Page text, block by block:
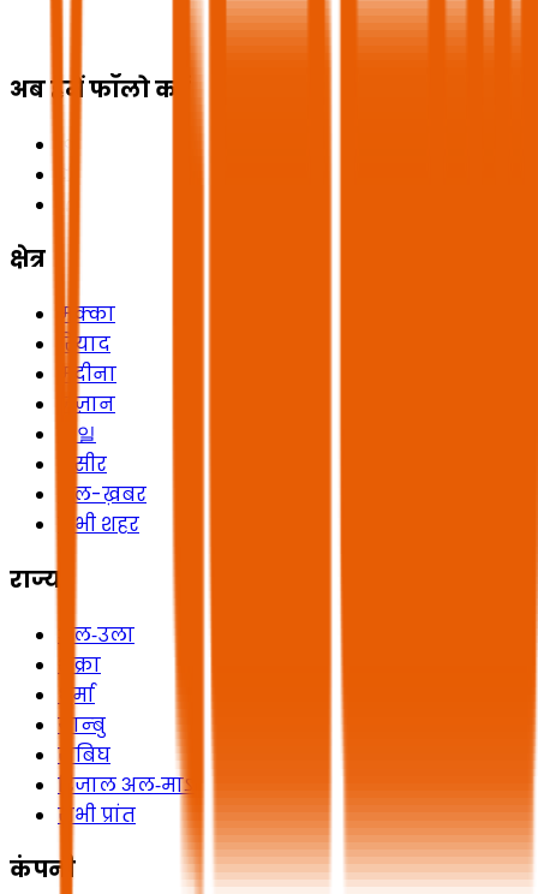
अब हमें फॉलो करें
क्षेत्र
मक्का
रियाद
मदीना
जज़ान
헤일
असीर
अल-ख़बर
सभी शहर
राज्य
अल‑उला
शक्रा
धुर्मा
यान्बु
राबिघ
रिजाल अल‑माऽ
सभी प्रांत
कंपनी